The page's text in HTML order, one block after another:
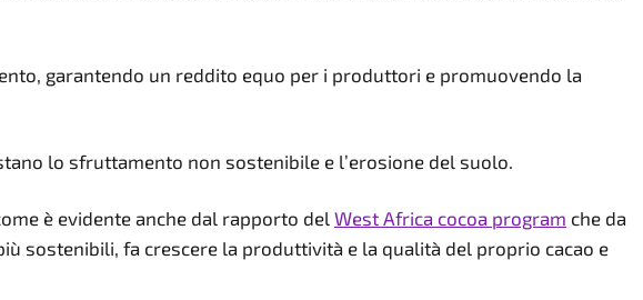
garantendo un reddito equo per i produttori e promuovendo la
lo sfruttamento non sostenibile e l’erosione del suolo.
è evidente anche dal rapporto del West Africa cocoa program che da
sostenibili, fa crescere la produttività e la qualità del proprio cacao e